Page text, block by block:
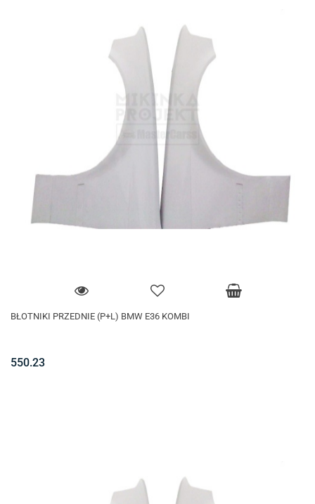
BŁOTNIKI PRZEDNIE (P+L) BMW E36 KOMBI
550.23